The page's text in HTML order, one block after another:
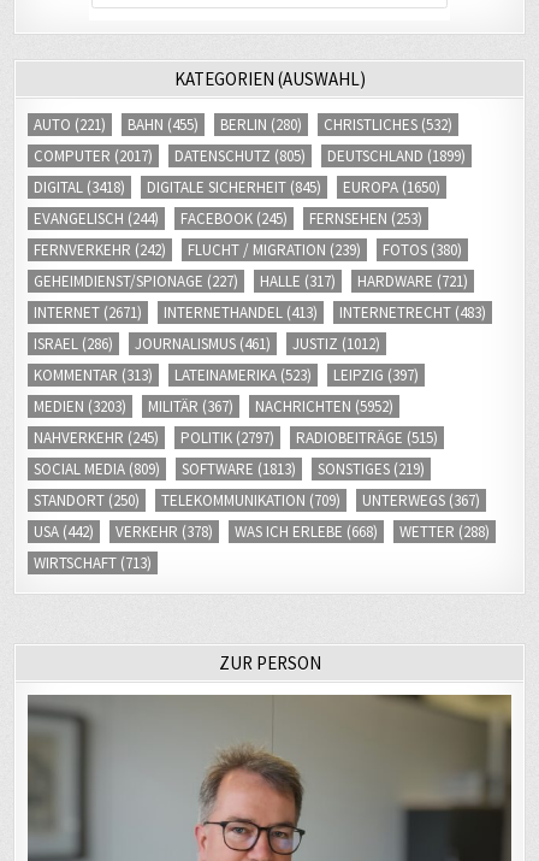
KATEGORIEN (AUSWAHL)
AUTO (221) BAHN (455) BERLIN (280) CHRISTLICHES (532)
COMPUTER (2017) DATENSCHUTZ (805) DEUTSCHLAND (1899)
DIGITAL (3418) DIGITALE SICHERHEIT (845) EUROPA (1650)
EVANGELISCH (244) FACEBOOK (245) FERNSEHEN (253)
FERNVERKEHR (242) FLUCHT / MIGRATION (239) FOTOS (380)
GEHEIMDIENST/SPIONAGE (227) HALLE (317) HARDWARE (721)
INTERNET (2671) INTERNETHANDEL (413) INTERNETRECHT (483)
ISRAEL (286) JOURNALISMUS (461) JUSTIZ (1012)
KOMMENTAR (313) LATEINAMERIKA (523) LEIPZIG (397)
MEDIEN (3203) MILITÄR (367) NACHRICHTEN (5952)
NAHVERKEHR (245) POLITIK (2797) RADIOBEITRÄGE (515)
SOCIAL MEDIA (809) SOFTWARE (1813) SONSTIGES (219)
STANDORT (250) TELEKOMMUNIKATION (709) UNTERWEGS (367)
USA (442) VERKEHR (378) WAS ICH ERLEBE (668) WETTER (288)
WIRTSCHAFT (713)
ZUR PERSON